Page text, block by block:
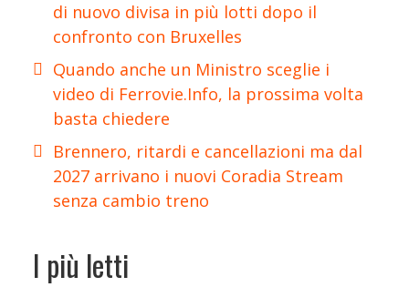
di nuovo divisa in più lotti dopo il
confronto con Bruxelles
Quando anche un Ministro sceglie i
video di Ferrovie.Info, la prossima volta
basta chiedere
Brennero, ritardi e cancellazioni ma dal
2027 arrivano i nuovi Coradia Stream
senza cambio treno
I più letti